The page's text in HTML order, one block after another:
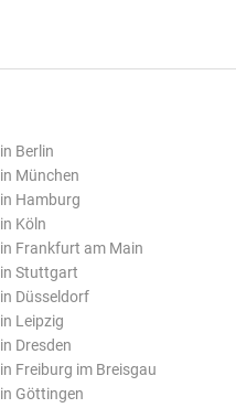
Berlin
München
Hamburg
Köln
Frankfurt am Main
Stuttgart
Düsseldorf
Leipzig
Dresden
Freiburg im Breisgau
Göttingen